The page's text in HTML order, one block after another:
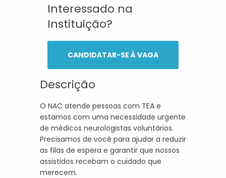
Interessado na
Instituição?
CANDIDATAR-SE À VAGA
Descrição
O NAC atende pessoas com TEA e
estamos com uma necessidade urgente
de médicos neurologistas voluntários.
Precisamos de você para ajudar a reduzir
as filas de espera e garantir que nossos
assistidos recebam o cuidado que
merecem.